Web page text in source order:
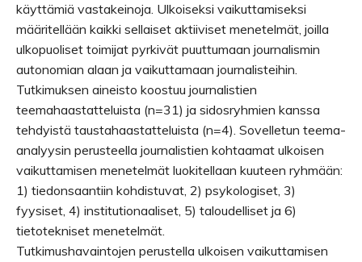
käyttämiä vastakeinoja. Ulkoiseksi vaikuttamiseksi
määritellään kaikki sellaiset aktiiviset menetelmät, joilla
ulkopuoliset toimijat pyrkivät puuttumaan journalismin
autonomian alaan ja vaikuttamaan journalisteihin.
Tutkimuksen aineisto koostuu journalistien
teemahaastatteluista (n=31) ja sidosryhmien kanssa
tehdyistä taustahaastatteluista (n=4). Sovelletun teema-
analyysin perusteella journalistien kohtaamat ulkoisen
vaikuttamisen menetelmät luokitellaan kuuteen ryhmään:
1) tiedonsaantiin kohdistuvat, 2) psykologiset, 3)
fyysiset, 4) institutionaaliset, 5) taloudelliset ja 6)
tietotekniset menetelmät.
Tutkimushavaintojen perustella ulkoisen vaikuttamisen